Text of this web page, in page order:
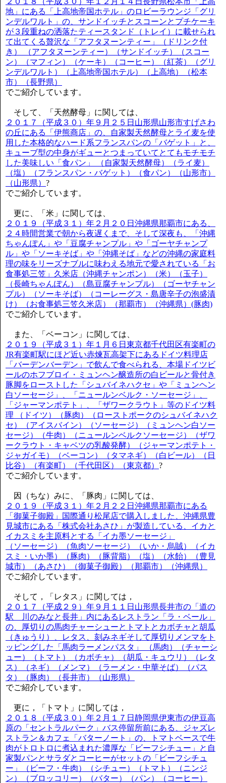
地」にある「上高地帝国ホテル」のロビーラウンジ「グリ
ンデルワルト」の、サンドイッチとスコーンとプチケーキ
が３段重ねの洒落たティースタンド（トレイ）に載せられ
て出てくる贅沢な「アフタヌーンティー」（ドリンク付
き） （アフタヌーンティー）（サンドイッチ）（スコー
ン）（マフィン）（ケーキ）（コーヒー）（紅茶）（グリ
ンデルワルト）（上高地帝国ホテル）（上高地）（松本
市）（長野県）
でご紹介しています。
そして、「天然酵母」に関しては、
２０１７（平成３０）年９月２５日山形県山形市すげさわ
の丘にある「伊熊商店」の、自家製天然酵母とライ麦を使
用した本格的なハード系フランスパンの「バゲット」と、
キューブ型の中身がギューとつまっていてとてもモチモチ
した美味しい「食パン」 （自家製天然酵母）（ライ麦）
（塩）（フランスパン・バゲット）（食パン）（山形市）
（山形県） ?
でご紹介しています。
更に、「米」に関しては、
２０１９（平成３１）年２月２０日沖縄県那覇市にある、
２４時間営業で朝から夜遅くまで、そして深夜も、「沖縄
ちゃんぽん」や「豆腐チャンプル」や「ゴーヤチャンプ
ル」や「ソーキそば」や「沖縄そば」などの沖縄の家庭料
理の味をリーズナブルに味わえる地元で愛されている「お
食事処三笠」久米店（沖縄チャンポン）（米）（玉子）
（長崎ちゃんぽん）（島豆腐チャンプル）（ゴーヤチャン
プル）（ソーキそば）（コーレーグス・島唐辛子の泡盛漬
け）（お食事処三笠久米店）（那覇市）（沖縄県）(豚肉)
でご紹介しています。
また、「ベーコン」に関しては、
２０１９（平成３１）年１月６日東京都千代田区有楽町の
JR有楽町駅にほど近い赤煉瓦高架下にあるドイツ料理店
「バーデンバーデン」で飲んで食べられる、本場ドイツビ
ールのホフブロイ・ミュンヘン醸造所の白ビールと骨付き
豚脚をローストした「シュバイネハクセ」や「ミュンヘン
白ソーセージ」、「ニュールンベルク・ソーセージ」、
「ジャーマンポテト」、「ザワークラウト」等のドイツ料
理 （ドイツ）（豚肉）（ローストポークのシュバイネハク
セ）（アイスバイン）（ソーセージ）（ミュンヘン白ソー
セージ）（牛肉）（ニュールンベルクソーセージ）（ザワ
ークラウト・キャベツの乳酸発酵）（ジャーマンポテト・
ジャガイモ）（ベーコン）（タマネギ）（白ビール）（日
比谷）（有楽町）（千代田区）（東京都） ?
でご紹介しています。
因（ちな）みに、「豚肉」に関しては、
２０１９（平成３１）年２月２２日沖縄県那覇市にある
「御菓子御殿」国際通り松尾店で購入しました、沖縄県豊
見城市にある「株式会社あさひ」が製造している、イカと
イカスミを主原料とする「イカ墨ソーセージ」
（ソーセージ）（魚肉ソーセージ）（いか・烏賊）（イカ
スミ・いか墨）（豚肉）（豚背脂）（塩）（水飴）（豊見
城市）（あさひ）（御菓子御殿）（那覇市）（沖縄県）
でご紹介しています。
そして，「レタス」に関しては，
２０１７（平成２９）年９月１１日山形県長井市の「道の
駅 川のみなと長井」内にあるレストラン「ラ・ベール」
の、厚切りの馬肉チャーシューとトマトとカボチャと胡瓜
（きゅうり）、レタス、刻みネギそして厚切りメンマをト
ッピングした「馬肉ラーメンパスタ」 （馬肉）（チャーシ
ュー）（トマト）（カボチャ）（胡瓜・キュウリ）（レタ
ス）（ネギ）（メンマ）（ラーメン・中華そば）（パス
タ）（豚肉）（長井市）（山形県）
でご紹介しています。
更に，「トマト」に関しては，
２０１８（平成３０）年２月１７日静岡県伊東市の伊豆高
原の「セントラルパーク」バス停留所前にある、ジャズレ
ストラン＆カフェ「バターノート」の、トマトベースで牛
肉がトロトロに煮込まれた濃厚な「ビーフシチュー」と自
家製パンとサラダとコーヒーがセットの「ビーフシチュ
ー」（ビーフ・牛肉）（シチュー）（トマト）（ニンジ
ン）（ブロッコリー）（バター）（パン）（コーヒー）